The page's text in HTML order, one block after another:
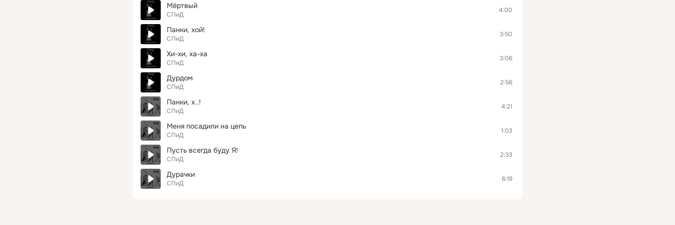
Мёртвый
СПиД
4:00
Панки, хой!
СПиД
3:50
Хи-хи, ха-ха
СПиД
3:06
Дурдом
СПиД
2:56
Панки, х..!
СПиД
4:21
Меня посадили на цепь
СПиД
1:03
Пусть всегда буду Я!
СПиД
2:33
Дурачки
СПиД
6:19